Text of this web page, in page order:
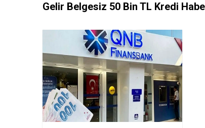
Gelir Belgesiz 50 Bin TL Kredi